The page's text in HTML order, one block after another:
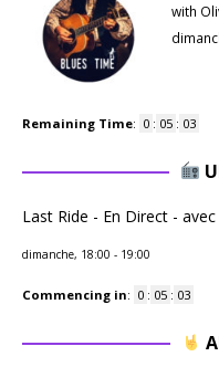
with
Remaining Time: 0 : 05 : 03
Last Ride - En Direct -
dimanche, 18:00 - 19:00
Commencing in: 0 : 05 : 03